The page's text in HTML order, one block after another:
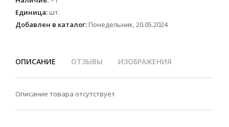
Единица: шт.
Добавлен в каталог: Понедельник, 20.05.2024
ОПИСАНИЕ ОТЗЫВЫ ИЗОБРАЖЕНИЯ
Описание товара отсутствует